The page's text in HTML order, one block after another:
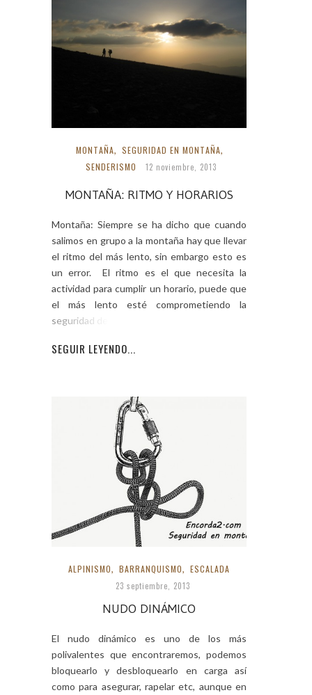
MONTAÑA, SEGURIDAD EN MONTAÑA,
SENDERISMO
12 noviembre, 2013
MONTAÑA: RITMO Y HORARIOS
Montaña: Siempre se ha dicho que cuando
salimos en grupo a la montaña hay que llevar
el ritmo del más lento, sin embargo esto es
un error. El ritmo es el que necesita la
actividad para cumplir un horario, puede que
el más lento esté comprometiendo la
seguridad del grupo.
SEGUIR LEYENDO...
ALPINISMO, BARRANQUISMO, ESCALADA
23 septiembre, 2013
NUDO DINÁMICO
El nudo dinámico es uno de los más
polivalentes que encontraremos, podemos
bloquearlo y desbloquearlo en carga así
como para asegurar, rapelar etc, aunque en